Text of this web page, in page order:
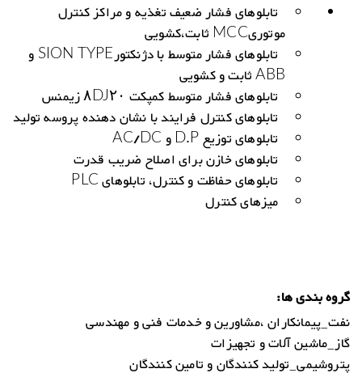
تابلوهای فشار ضعیف تغذیه و مراکز کنترل
موتوریMCC ثابت،کشویی
تابلوهای فشار متوسط با دژنکتورSION TYPE و
ABB ثابت و کشویی
تابلوهای فشار متوسط کمپکت ۸DJ۲۰ زیمنس
تابلوهای کنترل فرایند با نشان دهنده پروسه تولید
تابلوهای توزیع D.P و AC/DC
تابلوهای خازن برای اصلاح ضریب قدرت
تابلوهای حفاظت و کنترل، تابلوهای PLC
میزهای کنترل
گروه بندی ها:
نفت_پیمانکاران ،مشاورین و خدمات فنی و مهندسی
گاز_ماشین آلات و تجهیزات
پتروشیمی_تولید کنندگان و تامین کنندگان